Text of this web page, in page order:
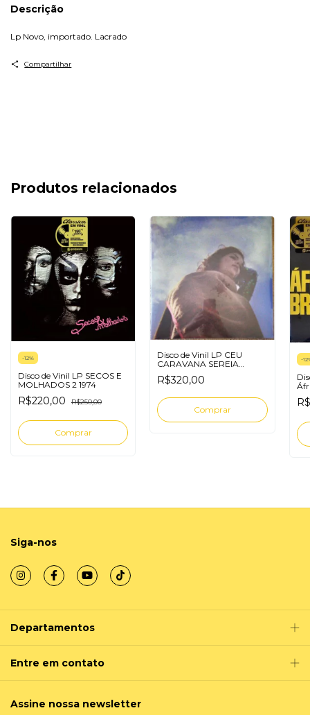
Descrição
Lp Novo, importado. Lacrado
Compartilhar
Produtos relacionados
-12%
Disco de Vinil LP SECOS E
MOLHADOS 2 1974
R$220,00 R$250,00
Disco de Vinil LP CEU
CARAVANA SEREIA
BLOOM
R$320,00
-12
Siga-nos
Departamentos
Entre em contato
Assine nossa newsletter